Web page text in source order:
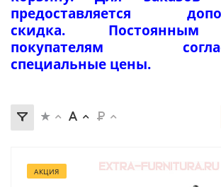
предоставляется
скидка. Постоянным
покупателям
специальные цены.
АКЦИЯ